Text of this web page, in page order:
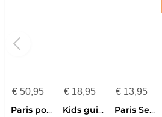
€50,95
Paris portrait of a city
€18,95
Kids guide to Paris
€ 13,95
Paris Seasons: City Stories